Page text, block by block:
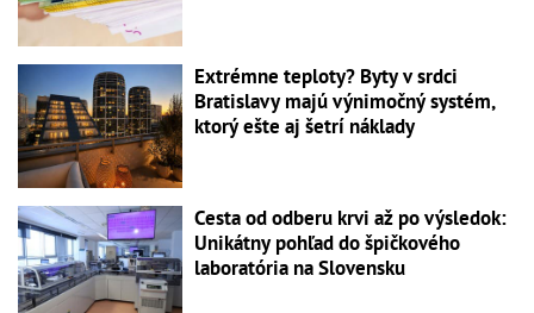
Extrémne teploty? Byty v srdci
Bratislavy majú výnimočný systém,
ktorý ešte aj šetrí náklady
Cesta od odberu krvi až po výsledok:
Unikátny pohľad do špičkového
laboratória na Slovensku